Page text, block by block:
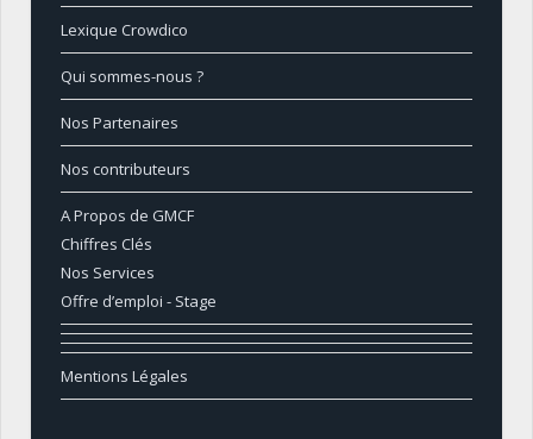
Lexique Crowdico
Qui sommes-nous ?
Nos Partenaires
Nos contributeurs
A Propos de GMCF
Chiffres Clés
Nos Services
Offre d’emploi - Stage
Mentions Légales